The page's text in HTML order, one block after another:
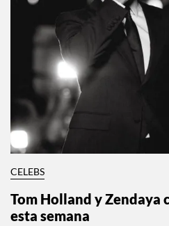
CELEBS
Tom Holland y Zendaya
esta semana